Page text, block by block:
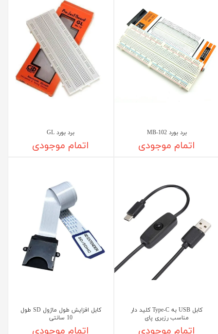
برد بورد MB-102
اتمام موجودی
برد بورد GL
اتمام موجودی
کابل USB به Type-C کلید دار
مناسب رزبری پای
اتمام موجودی
کابل افزایش طول ماژول SD طول
10 سانتی
اتمام موجودی